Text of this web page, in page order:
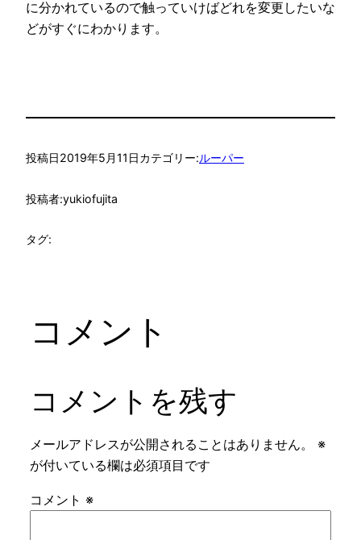
に分かれているので触っていけばどれを変更したいな
どがすぐにわかります。
投稿日2019年5月11日カテゴリー:ルーパー
投稿者:yukiofujita
タグ:
コメント
コメントを残す
メールアドレスが公開されることはありません。
※
が付いている欄は必須項目です
コメント ※